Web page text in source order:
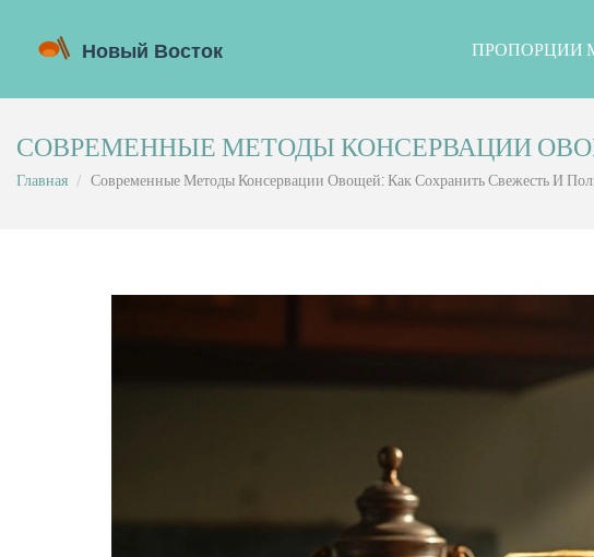
ПРОПОРЦИИ
СОВРЕМЕННЫЕ МЕТОДЫ КОНСЕРВАЦИИ
Главная Современные Методы Консервации Овощей: Как Сохранить Свежесть И